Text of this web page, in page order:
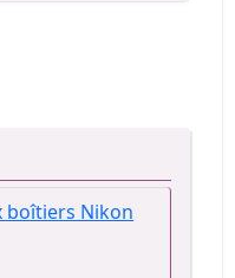
boîtiers Nikon